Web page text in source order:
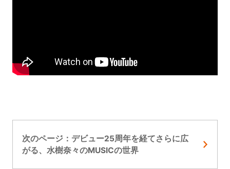
次のページ：デビュー25周年を経てさらに広
がる、水樹奈々のMUSICの世界